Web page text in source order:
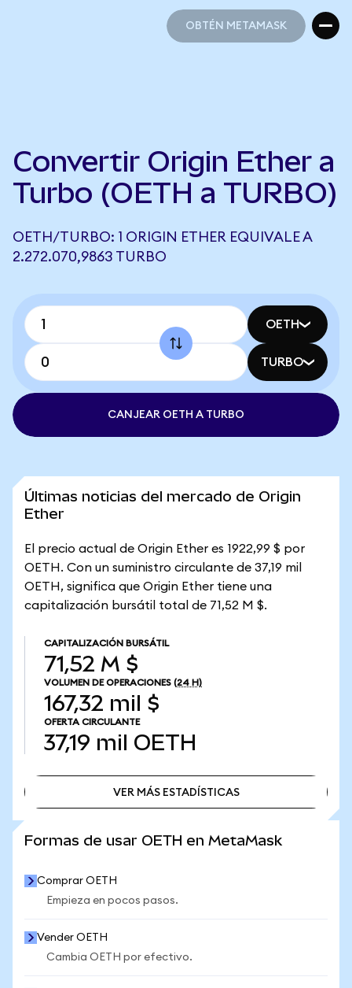
OBTÉN METAMASK
Convertir Origin Ether a
Turbo (OETH a TURBO)
OETH/TURBO: 1 ORIGIN ETHER EQUIVALE A
2.272.070,9863 TURBO
OETH
TURBO
CANJEAR OETH A TURBO
Últimas noticias del mercado de Origin
Ether
El precio actual de Origin Ether es 1922,99 $ por
OETH. Con un suministro circulante de 37,19 mil
OETH, significa que Origin Ether tiene una
capitalización bursátil total de 71,52 M $.
CAPITALIZACIÓN BURSÁTIL
71,52 M $
VOLUMEN DE OPERACIONES (24 H)
167,32 mil $
OFERTA CIRCULANTE
37,19 mil OETH
VER MÁS ESTADÍSTICAS
Formas de usar OETH en MetaMask
Comprar OETH
Empieza en pocos pasos.
Vender OETH
Cambia OETH por efectivo.